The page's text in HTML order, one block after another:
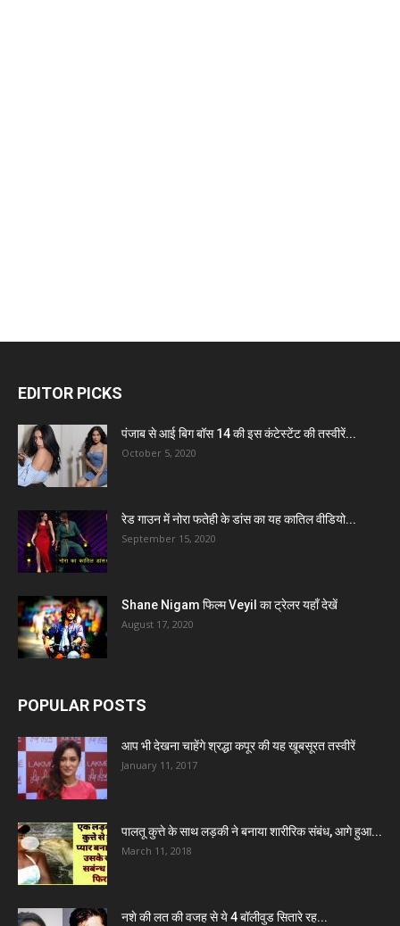
EDITOR PICKS
पंजाब से आई बिग बॉस 14 की इस कंटेस्टेंट की तस्वीरें...
October 5, 2020
रेड गाउन में नोरा फतेही के डांस का यह कातिल वीडियो...
September 15, 2020
Shane Nigam फिल्म Veyil का ट्रेलर यहाँ देखें
August 17, 2020
POPULAR POSTS
आप भी देखना चाहेंगे श्रद्धा कपूर की यह खूबसूरत तस्वीरें
January 11, 2017
पालतू कुत्ते के साथ लड़की ने बनाया शारीरिक संबंध, आगे हुआ...
March 11, 2018
नशे की लत की वजह से ये 4 बॉलीवुड सितारे रह...